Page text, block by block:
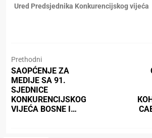
Ured Predsjednika Konkurencijskog vijeća
Prethodni
SAOPĆENJE ZA
MEDIJE SA 91.
SJEDNICE
KONKURENCIJSKOG
VIJEĆA BOSNE I…